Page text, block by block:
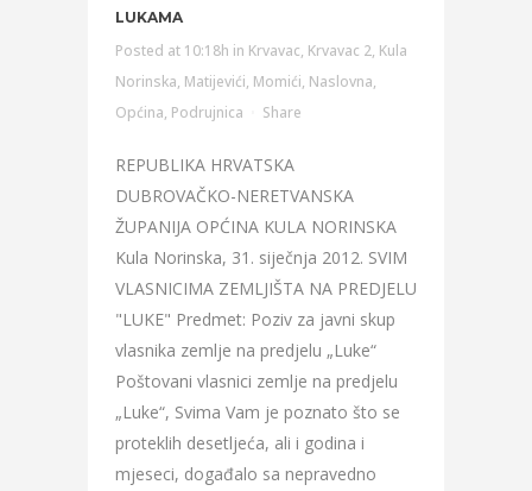
LUKAMA
Posted at 10:18h in Krvavac, Krvavac 2, Kula
Norinska, Matijevići, Momići, Naslovna,
Općina, Podrujnica Share
REPUBLIKA HRVATSKA
DUBROVAČKO-NERETVANSKA
ŽUPANIJA OPĆINA KULA NORINSKA
Kula Norinska, 31. siječnja 2012. SVIM
VLASNICIMA ZEMLJIŠTA NA PREDJELU
"LUKE" Predmet: Poziv za javni skup
vlasnika zemlje na predjelu „Luke“
Poštovani vlasnici zemlje na predjelu
„Luke“, Svima Vam je poznato što se
proteklih desetljeća, ali i godina i
mjeseci, događalo sa nepravedno